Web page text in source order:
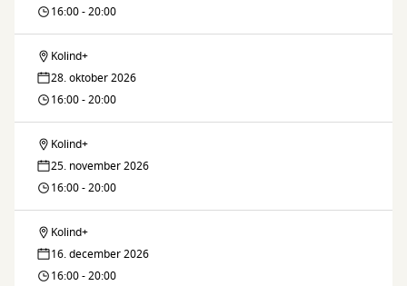
16:00 - 20:00
Madspildspensionatet
Kolind+
28. oktober 2026
16:00 - 20:00
Madspildspensionatet
Kolind+
25. november 2026
16:00 - 20:00
Madspildspensionatet
Kolind+
16. december 2026
16:00 - 20:00